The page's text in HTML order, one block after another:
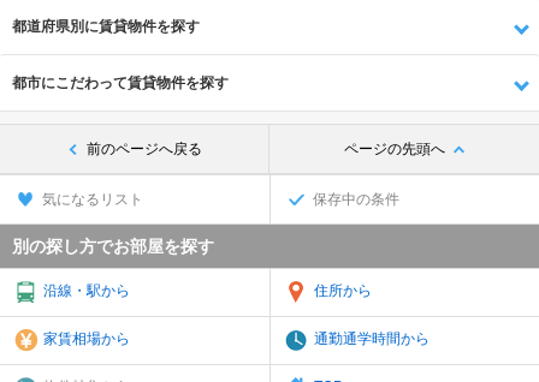
都道府県別に賃貸物件を探す
都市にこだわって賃貸物件を探す
前のページへ戻る ページの先頭へ
気になるリスト 保存中の条件
別の探し方でお部屋を探す
沿線・駅から 住所から
家賃相場から 通勤通学時間から